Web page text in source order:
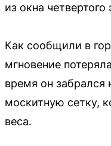
из окна четвертого
Как сообщили в
мгновение
время он забрался
москитную сетку,
веса.